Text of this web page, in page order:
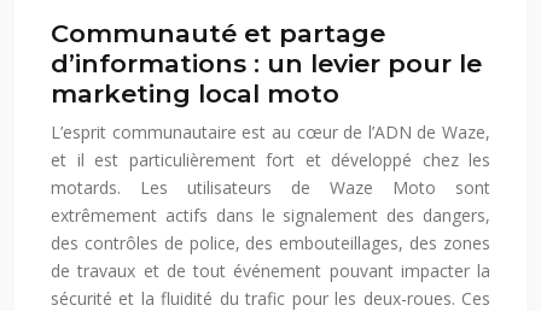
Communauté et partage
d’informations : un levier pour le
marketing local moto
L’esprit communautaire est au cœur de l’ADN de Waze,
et il est particulièrement fort et développé chez les
motards. Les utilisateurs de Waze Moto sont
extrêmement actifs dans le signalement des dangers,
des contrôles de police, des embouteillages, des zones
de travaux et de tout événement pouvant impacter la
sécurité et la fluidité du trafic pour les deux-roues. Ces